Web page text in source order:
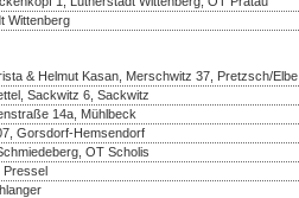
Wittenberg
& Helmut Kasan, Merschwitz 37, Pretzsch/Elbe
Sackwitz 6, Sackwitz
14a, Mühlbeck
Gorsdorf-Hemsendorf
OT Scholis
Pressel